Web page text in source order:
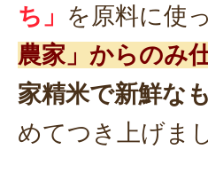
ち」 を原料に使
農家」からのみ
家精米で新鮮な
めてつき上げま